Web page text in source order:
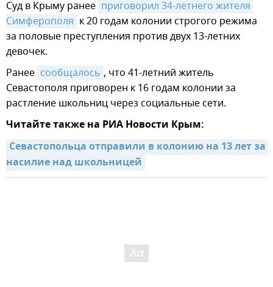
Суд в Крыму ранее приговорил 34-летнего жителя
Симферополя к 20 годам колонии строгого режима
за половые преступления против двух 13-летних
девочек.
Ранее сообщалось , что 41-летний житель
Севастополя приговорен к 16 годам колонии за
растление школьниц через социальные сети.
Читайте также на РИА Новости Крым:
Севастопольца отправили в колонию на 13 лет за
насилие над школьницей